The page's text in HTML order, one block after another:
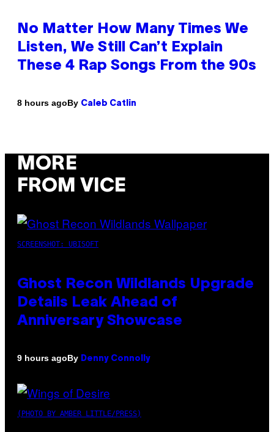
No Matter How Many Times We
Listen, We Still Can’t Explain
These 4 Rap Songs From the 90s
8 hours agoBy Caleb Catlin
MORE
FROM VICE
SCREENSHOT: UBISOFT
Ghost Recon Wildlands Upgrade
Details Leak Ahead of
Anniversary Showcase
9 hours agoBy Denny Connolly
(PHOTO BY AMBER LITTLE/PRESS)